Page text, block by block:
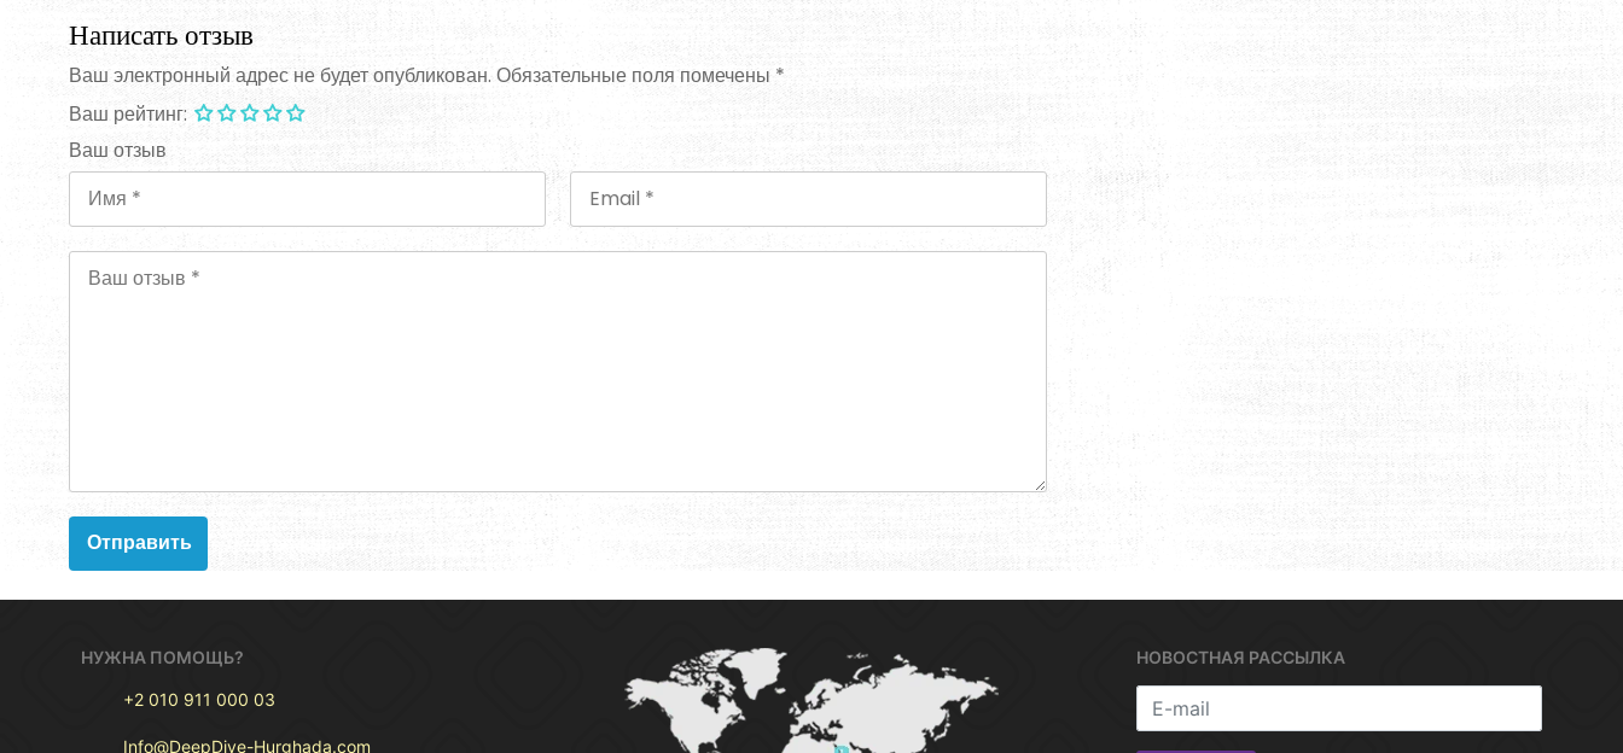
Написать отзыв
Ваш электронный адрес не будет опубликован. Обязательные поля помечены *
Ваш рейтинг:
Ваш отзыв
НУЖНА ПОМОЩЬ?
+2 010 911 000 03
Info@DeepDive-Hurghada.com
НОВОСТНАЯ РАССЫЛКА